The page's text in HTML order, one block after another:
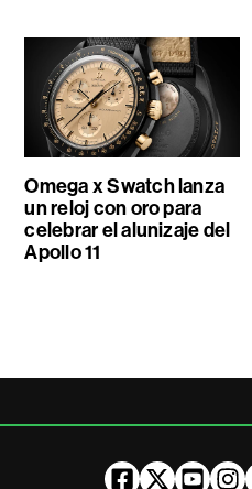
Omega x Swatch lanza
un reloj con oro para
celebrar el alunizaje del
Apollo 11